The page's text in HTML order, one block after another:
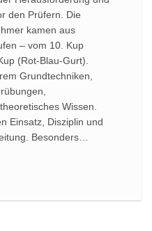
den Prüfern. Die
kamen aus
– vom 10. Kup
(Rot-Blau-Gurt).
Grundtechniken,
Wissen.
Einsatz, Disziplin und
Besonders…